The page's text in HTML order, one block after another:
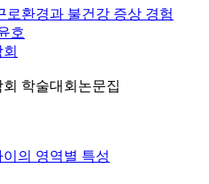
로환경과 불건강 증상 경험
호
학술대회논문집
의 영역별 특성